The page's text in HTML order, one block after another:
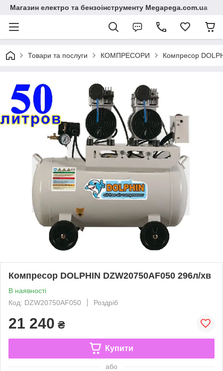
Магазин електро та бензоінструменту Megapega.com.ua
Товари та послуги КОМПРЕСОРИ Компресор
Компресор DOLPHIN DZW20750AF050 296л/хв
В наявності
Код: DZW20750AF050
Роздріб
21 240 ₴
Купити
або